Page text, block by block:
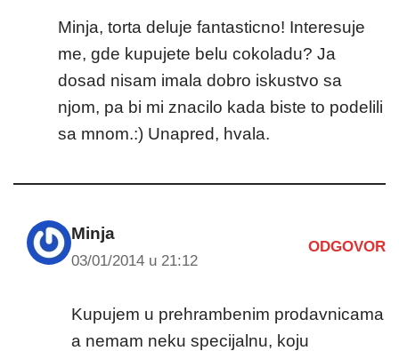
Minja, torta deluje fantasticno! Interesuje
me, gde kupujete belu cokoladu? Ja
dosad nisam imala dobro iskustvo sa
njom, pa bi mi znacilo kada biste to podelili
sa mnom.:) Unapred, hvala.
Minja
03/01/2014 u 21:12
ODGOVOR
Kupujem u prehrambenim prodavnicama
a nemam neku specijalnu, koju